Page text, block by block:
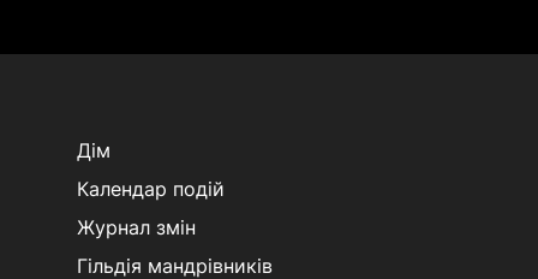
Дім
Календар подій
Журнал змін
Гільдія мандрівників